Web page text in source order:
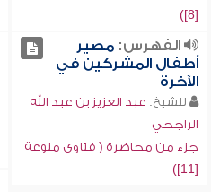
[8])
الفهرس:مصير
أطفال المشركين في
الآخرة
للشيخ: عبد العزيز بن عبد الله
الراجحي
جزء من محاضرة ( فتاوى منوعة
[11])